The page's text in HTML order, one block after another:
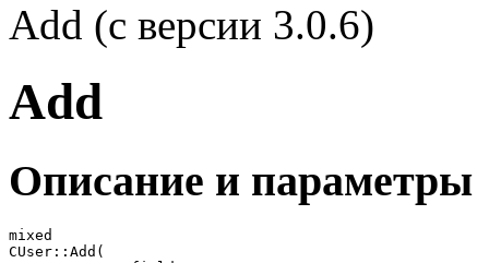
Add (с версии 3.0.6)
Add
Описание и параметры
mixed
CUser::Add(